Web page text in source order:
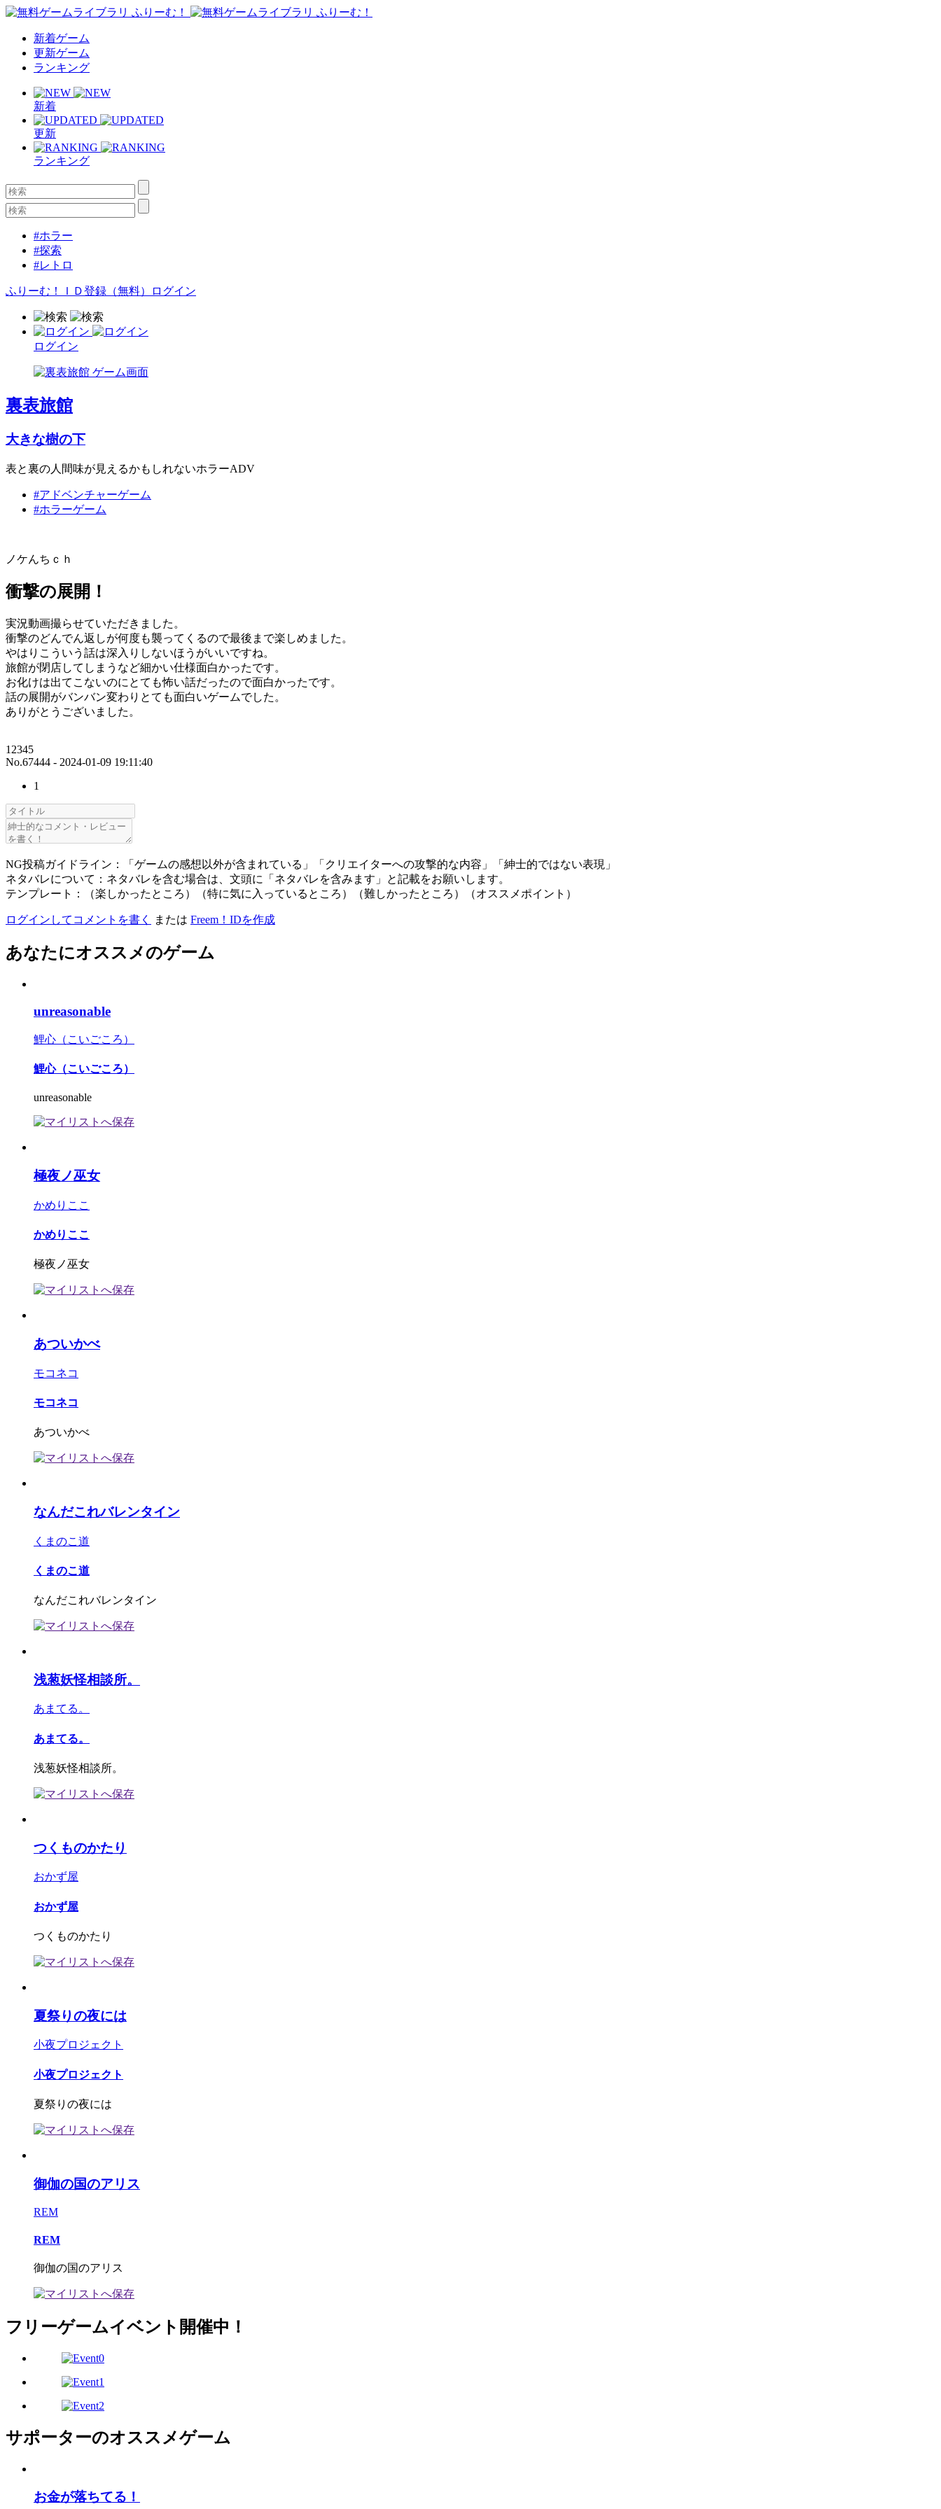
新着ゲーム
更新ゲーム
ランキング
新着
更新
ランキング
#ホラー
#探索
#レトロ
ふりーむ！ＩＤ登録（無料） ログイン
ログイン
裏表旅館
大きな樹の下
表と裏の人間味が見えるかもしれないホラーADV
#アドベンチャーゲーム
#ホラーゲーム
ノケんちｃｈ
衝撃の展開！
実況動画撮らせていただきました。
衝撃のどんでん返しが何度も襲ってくるので最後まで楽しめました。
やはりこういう話は深入りしないほうがいいですね。
旅館が閉店してしまうなど細かい仕様面白かったです。
お化けは出てこないのにとても怖い話だったので面白かったです。
話の展開がバンバン変わりとても面白いゲームでした。
ありがとうございました。
12345
No.67444 - 2024-01-09 19:11:40
1
NG投稿ガイドライン：「ゲームの感想以外が含まれている」「クリエイターへの攻撃的な内容」「紳士的ではない表現」
ネタバレについて：ネタバレを含む場合は、文頭に「ネタバレを含みます」と記載をお願いします。
テンプレート：（楽しかったところ）（特に気に入っているところ）（難しかったところ）（オススメポイント）
ログインしてコメントを書く または Freem！IDを作成
あなたにオススメのゲーム
unreasonable
鯉心（こいごころ）
鯉心（こいごころ）
unreasonable
極夜ノ巫女
かめりここ
かめりここ
極夜ノ巫女
あついかべ
モコネコ
モコネコ
あついかべ
なんだこれバレンタイン
くまのこ道
くまのこ道
なんだこれバレンタイン
浅葱妖怪相談所。
あまてる。
あまてる。
浅葱妖怪相談所。
つくものかたり
おかず屋
おかず屋
つくものかたり
夏祭りの夜には
小夜プロジェクト
小夜プロジェクト
夏祭りの夜には
御伽の国のアリス
REM
REM
御伽の国のアリス
フリーゲームイベント開催中！
サポーターのオススメゲーム
お金が落ちてる！